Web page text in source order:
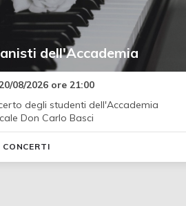
dell'Accademia
08/2026 ore 21:00
degli studenti dell'Accademia
Don Carlo Basci
CONCERTI